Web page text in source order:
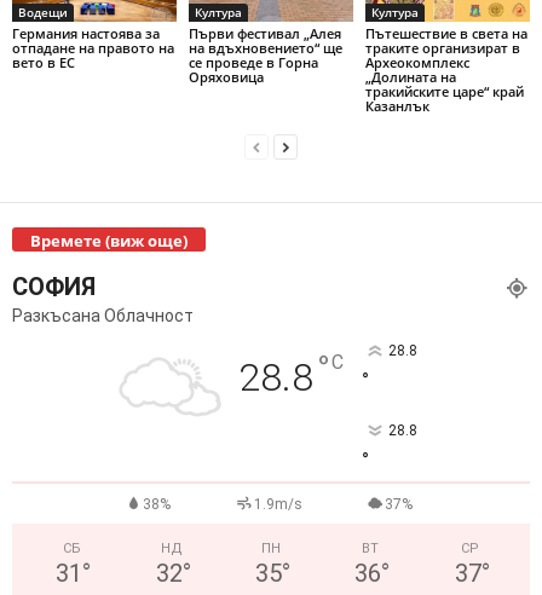
Водещи
Германия настоява за
отпадане на правото на
вето в ЕС
Култура
Първи фестивал „Алея
на вдъхновението“ ще
се проведе в Горна
Оряховица
Култура
Пътешествие в света на
траките организират в
Археокомплекс
„Долината на
тракийските царе“ край
Казанлък
Времете (виж още)
СОФИЯ
Разкъсана Облачност
28.8°C 28.8
°
28.8
°
38% 1.9m/s 37%
СБ
31 °
НД
32°
ПН
35°
ВТ
36°
СР
37°